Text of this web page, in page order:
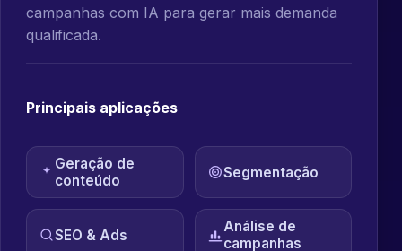
campanhas com IA para gerar mais demanda
qualificada.
Principais aplicações
Geração de
conteúdo
Segmentação
SEO & Ads
Análise de
campanhas